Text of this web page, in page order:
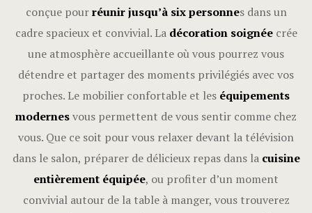
conçue pourréunir jusqu’à six personnes dans un
cadre spacieux et convivial. La décoration soignéecrée
une atmosphère accueillante où vous pourrez vous
détendre et partager des moments privilégiés avec vos
proches. Le mobilier confortable et les équipements
modernesvous permettent de vous sentir comme chez
vous. Que ce soit pour vous relaxer devant la télévision
dans le salon, préparer de délicieux repas dans la cuisine
entièrement équipée, ou profiter d’un moment
convivial autour de la table à manger, vous trouverez